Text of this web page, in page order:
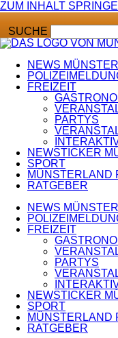
ZUM INHALT
SUCHE
NEWS
FREIZEIT
PARTYS
NEWSTICKER
SPORT
MÜNSTERLAND
RATGEBER
NEWS
FREIZEIT
PARTYS
NEWSTICKER
SPORT
MÜNSTERLAND
RATGEBER
ANZEIGE